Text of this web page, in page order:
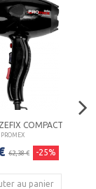
COMPACT
PROMEX
62,38 € -25%
au panier